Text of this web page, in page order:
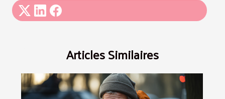
Articles Similaires